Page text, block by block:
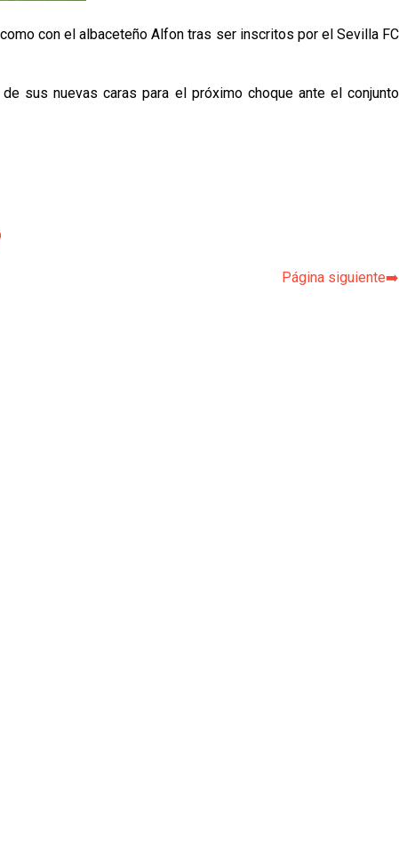
con el albaceteño Alfon tras ser inscritos por el Sevilla FC
sus nuevas caras para el próximo choque ante el conjunto
Página siguiente➡️